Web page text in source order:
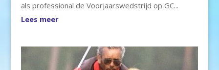
als professional de Voorjaarswedstrijd op GC...
Lees meer